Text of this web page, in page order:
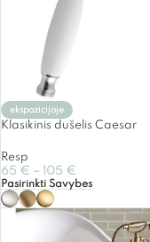
ekspozicijoje
Klasikinis dušelis Caesar
Resp
65 € – 105 €
Pasirinkti Savybes